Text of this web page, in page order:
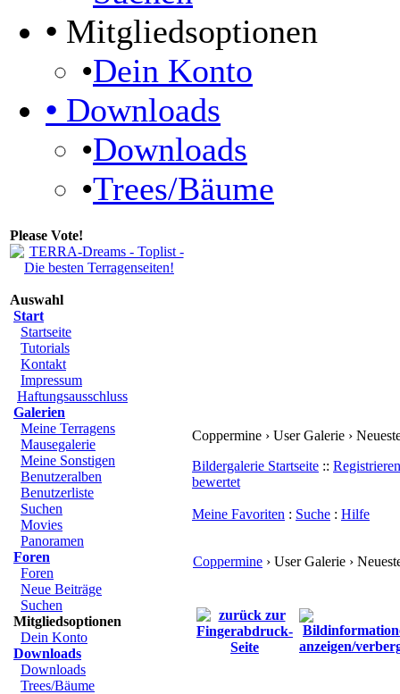
• Mitgliedsoptionen
•Dein Konto
• Downloads
•Downloads
•Trees/Bäume
Please Vote!
Auswahl
Start
Startseite
Tutorials
Kontakt
Impressum
Haftungsausschluss
Galerien
Meine Terragens
Mausegalerie
Meine Sonstigen
Benutzeralben
Benutzerliste
Suchen
Movies
Panoramen
Foren
Foren
Neue Beiträge
Suchen
Mitgliedsoptionen
Dein Konto
Downloads
Downloads
Trees/Bäume
Coppermine › User Galerie ›
Bildergalerie Startseite :: Registrieren
bewertet
Meine Favoriten : Suche : Hilfe
Coppermine › User Galerie ›